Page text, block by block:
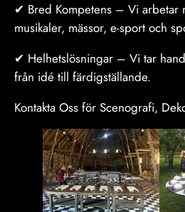
✔ Bred Kompetens – Vi arbetar
musikaler, mässor, e-sport och
✔ Helhetslösningar – Vi tar
från idé till färdigställande.
Kontakta Oss för Scenografi,